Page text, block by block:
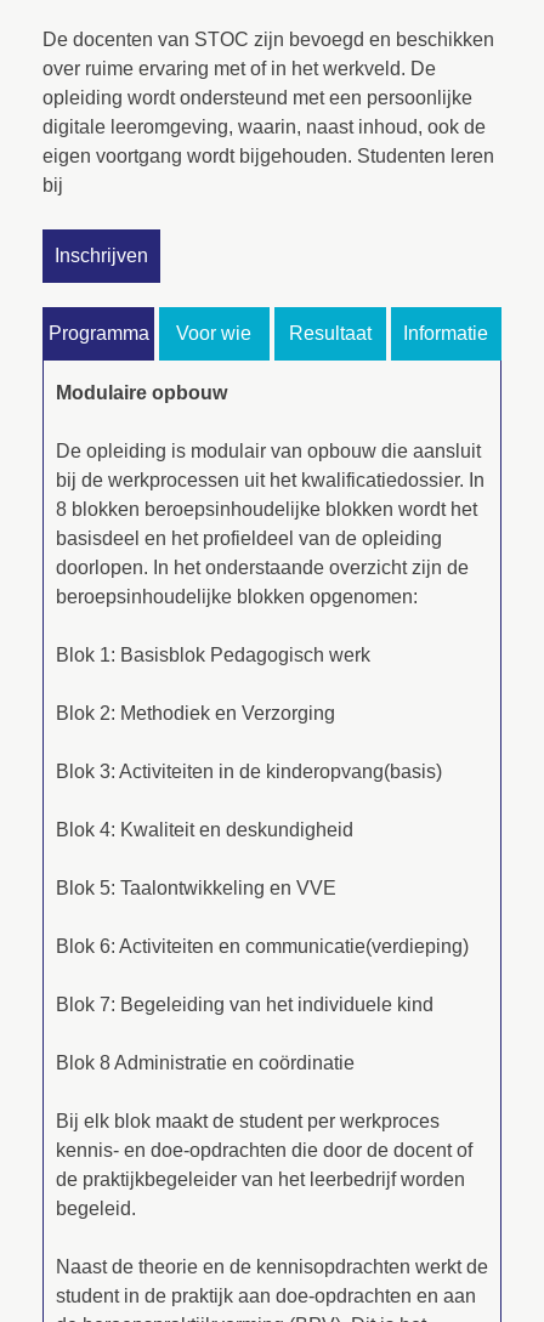
De docenten van STOC zijn bevoegd en beschikken
over ruime ervaring met of in het werkveld. De
opleiding wordt ondersteund met een persoonlijke
digitale leeromgeving, waarin, naast inhoud, ook de
eigen voortgang wordt bijgehouden. Studenten leren
bij
Inschrijven
Programma Voor wie Resultaat Informatie
Modulaire opbouw
De opleiding is modulair van opbouw die aansluit
bij de werkprocessen uit het kwalificatiedossier. In
8 blokken beroepsinhoudelijke blokken wordt het
basisdeel en het profieldeel van de opleiding
doorlopen. In het onderstaande overzicht zijn de
beroepsinhoudelijke blokken opgenomen:
Blok 1: Basisblok Pedagogisch werk
Blok 2: Methodiek en Verzorging
Blok 3: Activiteiten in de kinderopvang(basis)
Blok 4: Kwaliteit en deskundigheid
Blok 5: Taalontwikkeling en VVE
Blok 6: Activiteiten en communicatie(verdieping)
Blok 7: Begeleiding van het individuele kind
Blok 8 Administratie en coördinatie
Bij elk blok maakt de student per werkproces
kennis- en doe-opdrachten die door de docent of
de praktijkbegeleider van het leerbedrijf worden
begeleid.
Naast de theorie en de kennisopdrachten werkt de
student in de praktijk aan doe-opdrachten en aan